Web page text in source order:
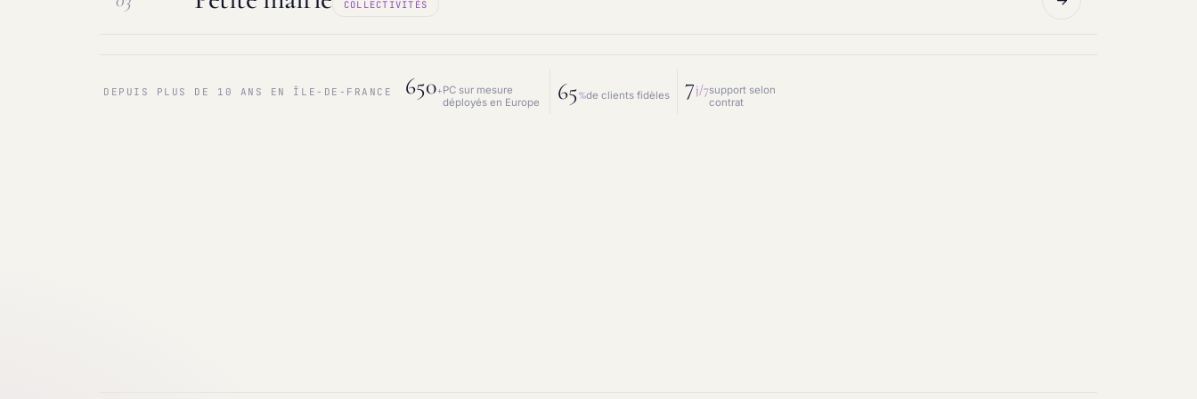
Maintenance & infogérance PC sur mesure
COLLECTIVITÉS
DEPUIS PLUS DE 10 ANS EN ÎLE-DE-FRANCE
650+PC sur mesure
déployés en Europe
65%de clients fidèles 7j/7support selon
contrat